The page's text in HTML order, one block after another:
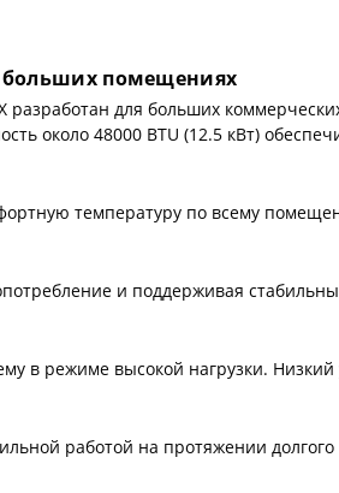
больших помещениях
разработан для больших
около 48000 BTU (12.5 кВт)
температуру по всему
и поддерживая
в режиме высокой нагрузки.
работой на протяжении